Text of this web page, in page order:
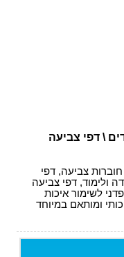
\ דפי צביעה
צביעה, דפי
ולימוד, דפי צביעה
לשימור איכות
ומותאם במיוחד